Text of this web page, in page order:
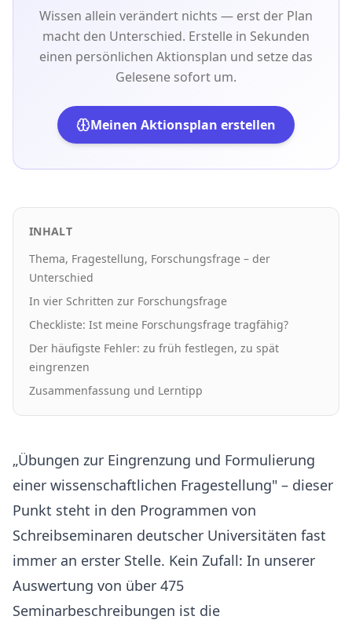
Wissen allein verändert nichts — erst der Plan
macht den Unterschied. Erstelle in Sekunden
einen persönlichen Aktionsplan und setze das
Gelesene sofort um.
Meinen Aktionsplan erstellen
INHALT
Thema, Fragestellung, Forschungsfrage – der
Unterschied
In vier Schritten zur Forschungsfrage
Checkliste: Ist meine Forschungsfrage tragfähig?
Der häufigste Fehler: zu früh festlegen, zu spät
eingrenzen
Zusammenfassung und Lerntipp
„Übungen zur Eingrenzung und Formulierung
einer wissenschaftlichen Fragestellung" – dieser
Punkt steht in den Programmen von
Schreibseminaren deutscher Universitäten fast
immer an erster Stelle. Kein Zufall: In unserer
Auswertung von über 475
Seminarbeschreibungen ist die